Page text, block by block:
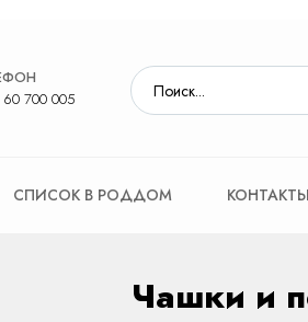
700 005
СПИСОК В РОДДОМ КОНТАКТЫ
Чашки и